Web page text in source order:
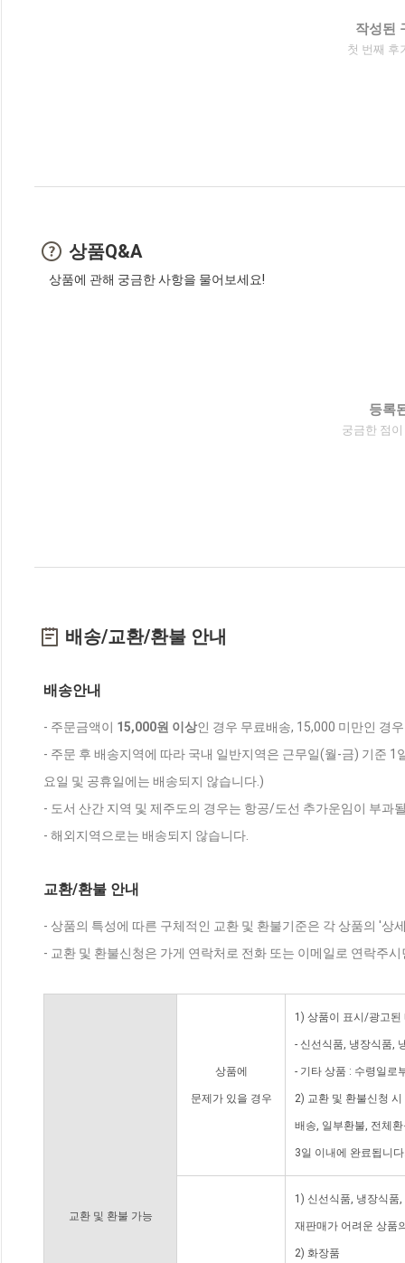
작성된
첫 번째 후
상품Q&A
상품에 관해 궁금한 사항을 물어보세요!
등록
궁금한 점
배송/교환/환불 안내
배송안내
- 주문금액이 15,000원 이상인 경우 무료배송, 15,000 미만인 경
- 주문 후 배송지역에 따라 국내 일반지역은 근무일(월-금) 기준
요일 및 공휴일에는 배송되지 않습니다.)
- 도서 산간 지역 및 제주도의 경우는 항공/도선 추가운임이 부과
- 해외지역으로는 배송되지 않습니다.
교환/환불 안내
- 상품의 특성에 따른 구체적인 교환 및 환불기준은 각 상품의 '상
- 교환 및 환불신청은 가게 연락처로 전화 또는 이메일로 연락주
교환 및 환불 가능
상품에
문제가 있을 경우
1) 상품이 표시/광고된
- 신선식품, 냉장식품,
- 기타 상품 : 수령일로
2) 교환 및 환불신청
배송, 일부환불, 전체
3일 이내에 완료됩니
1) 신선식품, 냉장식품
재판매가 어려운 상품
2) 화장품